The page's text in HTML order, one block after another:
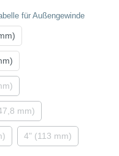
für Außengewinde
mm)
4" (113 mm)